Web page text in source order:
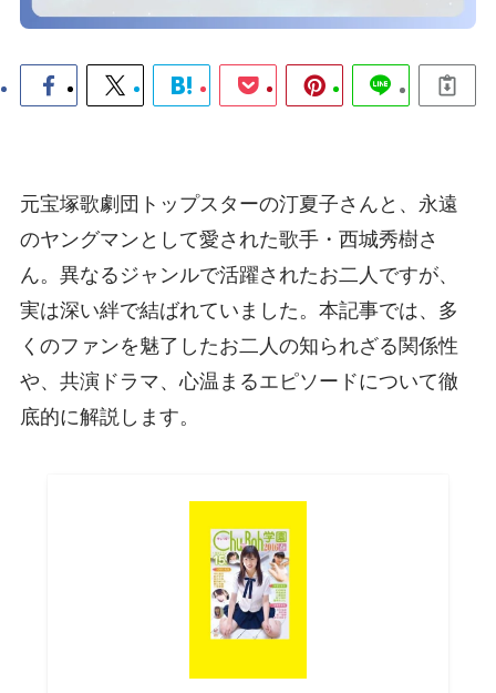
元宝塚歌劇団トップスターの汀夏子さんと、永遠
のヤングマンとして愛された歌手・西城秀樹さ
ん。異なるジャンルで活躍されたお二人ですが、
実は深い絆で結ばれていました。本記事では、多
くのファンを魅了したお二人の知られざる関係性
や、共演ドラマ、心温まるエピソードについて徹
底的に解説します。